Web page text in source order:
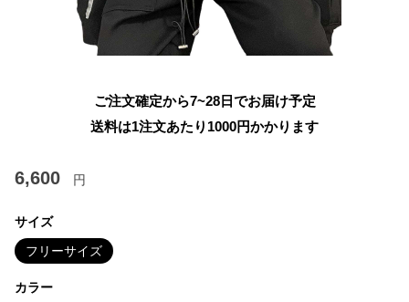
ご注文確定から7~28日でお届け予定
送料は1注文あたり 1000円かかります
6,600 円
サイズ
フリーサイズ
カラー